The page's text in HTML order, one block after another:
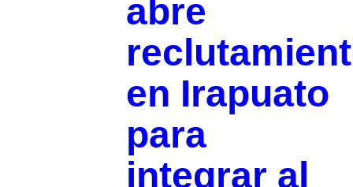
abre
en Irapuato
para
integrar al